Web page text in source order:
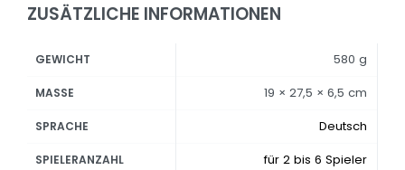
ZUSÄTZLICHE INFORMATIONEN
GEWICHT 580 g
MASSE 19 × 27,5 × 6,5 cm
SPRACHE Deutsch
SPIELERANZAHL für 2 bis 6 Spieler